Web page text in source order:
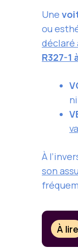
Une
ou
déclaré
R327-1
À
son
À lire